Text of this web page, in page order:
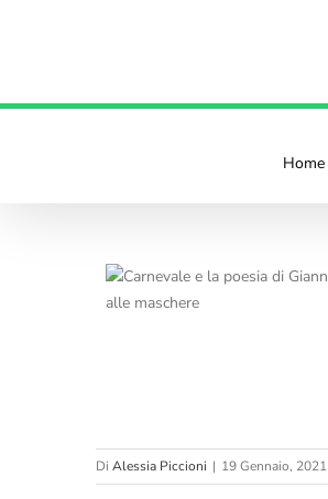
Home
Di Alessia Piccioni | 19 Gennaio, 2021